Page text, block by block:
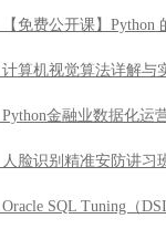
【免费公开课】Python
计算机视觉算法详解与
Python金融业数据化运
人脸识别精准安防讲习
Oracle SQL Tuning（